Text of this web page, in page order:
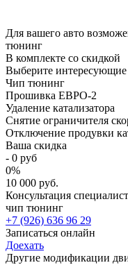
Для вашего авто
тюнинг
В комплекте со скидкой
Выберите интересующие
Чип тюнинг
Прошивка ЕВРО-2
Удаление катализатора
Снятие ограничителя
Отключение продувки
Ваша скидка
- 0 руб
0%
10 000 руб.
Консультация
чип тюнинг
+7 (926) 636 96 29
Записаться онлайн
Доехать
Другие модификации